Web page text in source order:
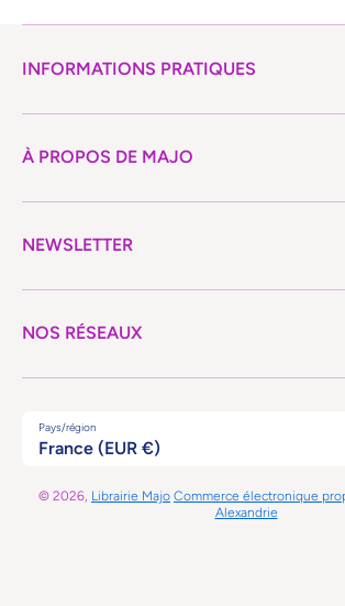
INFORMATIONS PRATIQUES
À PROPOS DE MAJO
NEWSLETTER
NOS RÉSEAUX
Pays/région
France (EUR €)
© 2026, Librairie Majo Commerce électronique
Alexandrie